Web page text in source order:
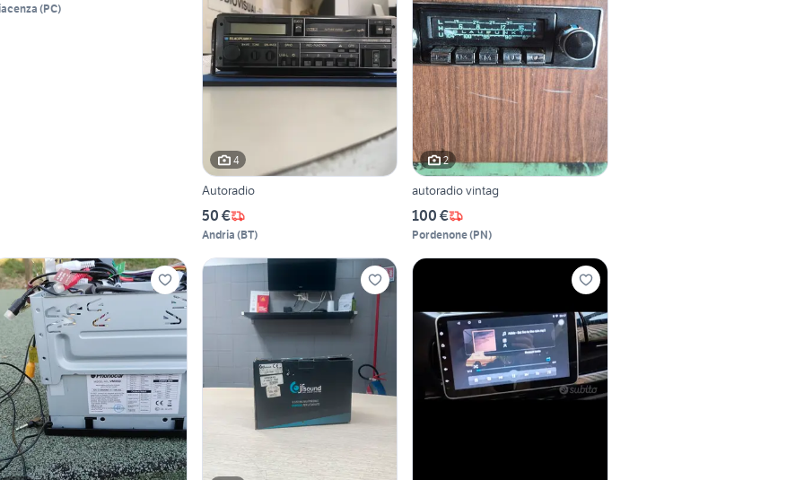
(PC)
4
Autoradio
50 €
Andria (BT)
2
autoradio vintag
100 €
Pordenone(PN)